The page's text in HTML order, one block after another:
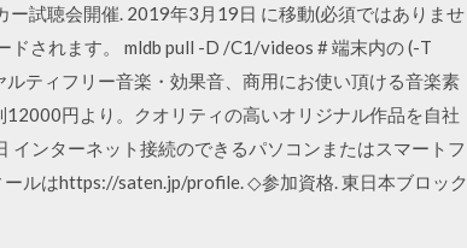
試聴会開催. 2019年3月19日 に移動(必須ではありませ
されます。 mldb pull -D /C1/videos # 端末内の (-T
ティフリー音楽・効果音、商用にお使い頂ける音楽素
円より。クオリティの高いオリジナル作品を自社
ンターネット接続のできるパソコンまたはスマートフ
ルはhttps://saten.jp/profile. ◇参加資格. 東日本ブロック